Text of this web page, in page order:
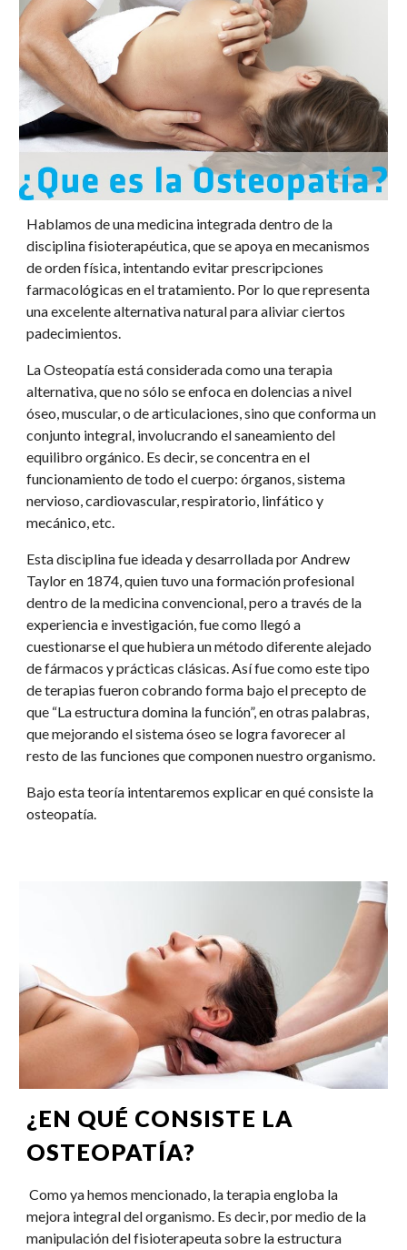
Hablamos de una medicina integrada dentro de la
disciplina fisioterapéutica, que se apoya en mecanismos
de orden física, intentando evitar prescripciones
farmacológicas en el tratamiento. Por lo que representa
una excelente alternativa natural para aliviar ciertos
padecimientos.
La Osteopatía está considerada como una terapia
alternativa, que no sólo se enfoca en dolencias a nivel
óseo, muscular, o de articulaciones, sino que conforma un
conjunto integral, involucrando el saneamiento del
equilibro orgánico. Es decir, se concentra en el
funcionamiento de todo el cuerpo: órganos, sistema
nervioso, cardiovascular, respiratorio, linfático y
mecánico, etc.
Esta disciplina fue ideada y desarrollada por Andrew
Taylor en 1874, quien tuvo una formación profesional
dentro de la medicina convencional, pero a través de la
experiencia e investigación, fue como llegó a
cuestionarse el que hubiera un método diferente alejado
de fármacos y prácticas clásicas. Así fue como este tipo
de terapias fueron cobrando forma bajo el precepto de
que “La estructura domina la función”, en otras palabras,
que mejorando el sistema óseo se logra favorecer al
resto de las funciones que componen nuestro organismo.
Bajo esta teoría intentaremos explicar en qué consiste la
osteopatía.
¿EN QUÉ CONSISTE LA
OSTEOPATÍA?
Como ya hemos mencionado, la terapia engloba la
mejora integral del organismo. Es decir, por medio de la
manipulación del fisioterapeuta sobre la estructura